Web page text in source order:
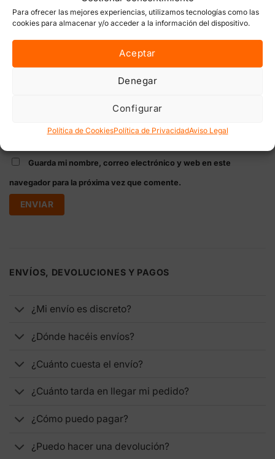
Para ofrecer las mejores experiencias, utilizamos tecnologías como las
cookies para almacenar y/o acceder a la información del dispositivo.
Aceptar
Denegar
Configurar
Política de CookiesPolítica de PrivacidadAviso Legal
Guarda mi nombre, correo electrónico y web en este
navegador para la próxima vez que comente.
ENVÍOS, DEVOLUCIONES Y PAGOS
¿Mi envío es discreto?
¿Dónde hacéis envíos?
¿Cuánto cuesta el envío?
¿Cuánto tarda en llegar mi pedido?
¿Cómo puedo pagar?
¿Puedo hacer una devolución?